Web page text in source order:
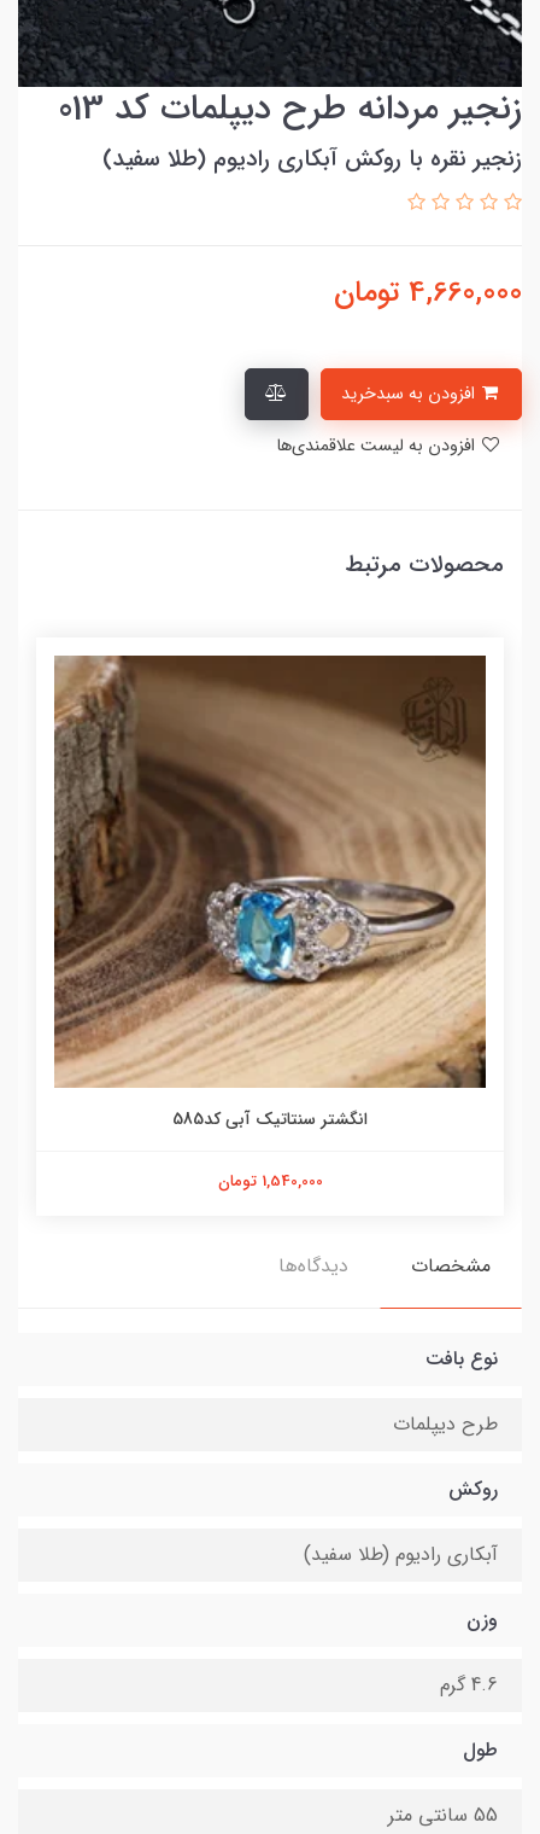
زنجیر مردانه طرح دیپلمات کد 013
زنجیر نقره با روکش آبکاری رادیوم (طلا سفید)
4,660,000 تومان
محصولات مرتبط
انگشتر سنتاتیک آبی کد585
1,540,000 تومان
مشخصات دیدگاه‌ها
نوع بافت
طرح دیپلمات
روکش
آبکاری رادیوم (طلا سفید)
وزن
4.6 گرم
طول
55 سانتی متر